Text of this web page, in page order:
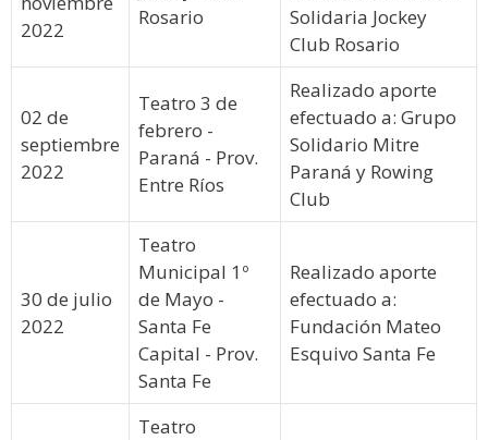
2022
Rosario
Solidaria Jockey
Club Rosario
02 de
septiembre
2022
Teatro 3 de
febrero -
Paraná - Prov.
Entre Ríos
Realizado aporte
efectuado a: Grupo
Solidario Mitre
Paraná y Rowing
Club
30 de julio
2022
Teatro
Municipal 1º
de Mayo -
Santa Fe
Capital - Prov.
Santa Fe
Realizado aporte
efectuado a:
Fundación Mateo
Esquivo Santa Fe
Teatro